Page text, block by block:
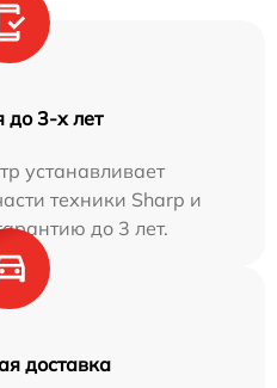
до 3-х лет
устанавливает
техники Sharp и
до 3 лет.
доставка